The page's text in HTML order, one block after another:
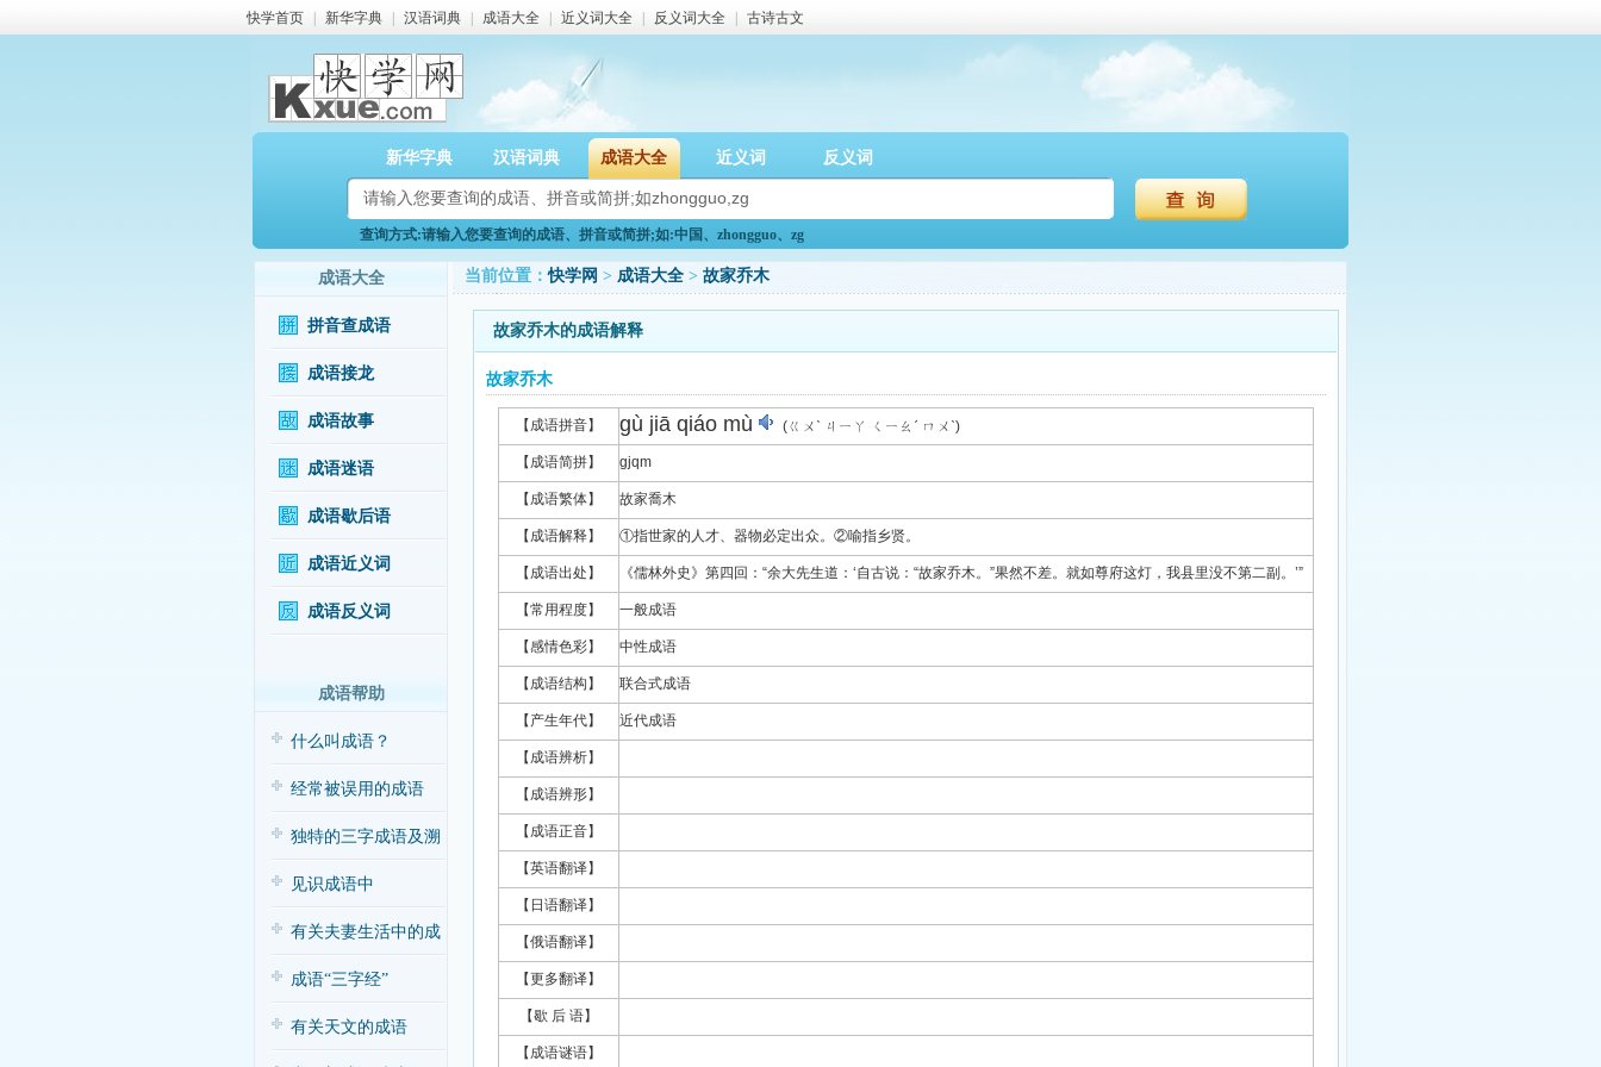
快学首页 新华字典 汉语词典 成语大全 近义词大全 反义词大全 古诗古文
新华字典 汉语词典 成语大全 近义词 反义词
查询方式:请输入您要查询的成语、拼音或简拼;如:中国、zhongguo、zg
成语大全
拼音查成语
成语接龙
成语故事
成语迷语
成语歇后语
成语近义词
成语反义词
成语帮助
什么叫成语？
经常被误用的成语
独特的三字成语及溯
源
见识成语中
的“三”与“五”
有关夫妻生活中的成
语应用（搞笑
成语“三字经”
有关天文的成语
当前位置：快学网 > 成语大全 > 故家乔木
故家乔木的成语解释
故家乔木
【成语拼音】 gù jiā qiáo mù (ㄍㄨˋ ㄐㄧㄚ ㄑㄧㄠˊ ㄇㄨˋ)
【成语简拼】 gjqm
【成语繁体】 故家喬木
【成语解释】 ①指世家的人才、器物必定出众。②喻指乡贤。
【成语出处】 《儒林外史》第四回：“余大先生道：‘自古说：“故家乔木。”果然不差。就如尊府这灯，我县里没不第二副。’”
【常用程度】 一般成语
【感情色彩】 中性成语
【成语结构】 联合式成语
【产生年代】 近代成语
【成语辨析】
【成语辨形】
【成语正音】
【英语翻译】
【日语翻译】
【俄语翻译】
【更多翻译】
【歇 后 语】
【成语谜语】